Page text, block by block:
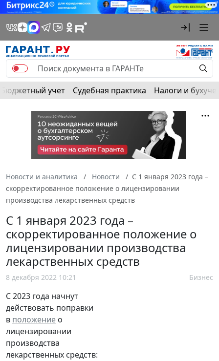
Бюджетный учет Судебная практика Налоги и
Новости и аналитика Новости
С 1 января 2023 года –
скорректированное положение о лицензировании
производства лекарственных средств
С 1 января 2023 года –
скорректированное положение о
лицензировании производства
лекарственных средств
8 декабря 2022 10:21 Бизнес
С 2023 года начнут
действовать поправки
в положение о
лицензировании
производства
лекарственных средств: